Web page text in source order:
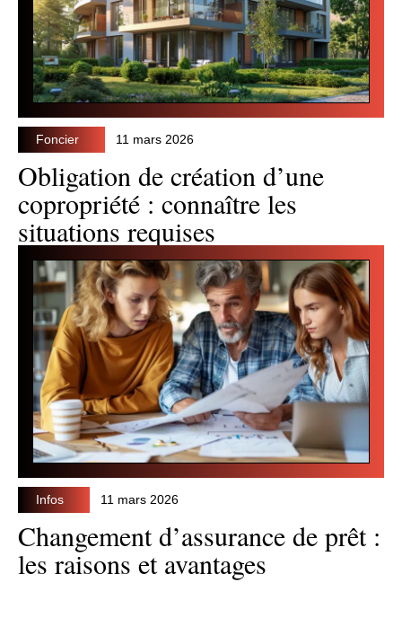
Foncier 11 mars 2026
Obligation de création d’une
copropriété : connaître les
situations requises
Infos 11 mars 2026
Changement d’assurance de prêt :
les raisons et avantages